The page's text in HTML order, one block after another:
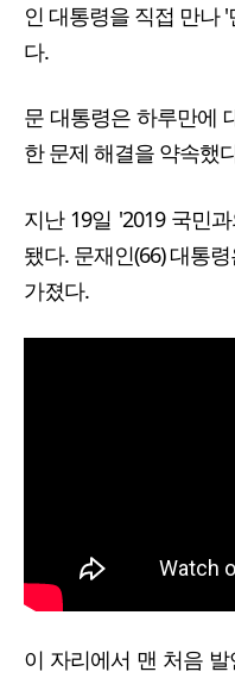
인 대통령을 직접 만나
다.
문 대통령은 하루만에
한 문제 해결을 약속했
지난 19일 '2019 국민
됐다. 문재인(66) 대통
가졌다.
이 자리에서 맨 처음